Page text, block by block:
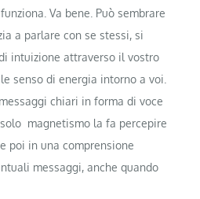
Va bene. Può sembrare
a parlare con se stessi, si
intuizione attraverso il vostro
senso di energia intorno a voi.
chiari in forma di voce
magnetismo la fa percepire
poi in una comprensione
messaggi, anche quando